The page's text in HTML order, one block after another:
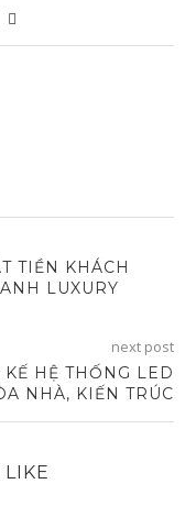
TIỀN KHÁCH
LUXURY
next post
HỆ THỐNG LED
NHÀ, KIẾN TRÚC
LIKE